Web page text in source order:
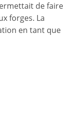
de faire
forges. La
en tant que